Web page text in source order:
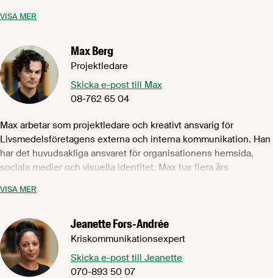
budskapsformulering och skribentuppdrag samt externa
med kommunikation sedan 2007 och dessförinnan jobbade han
i fyra år på Utrikesdepartementet. Daniel har en pol. mag. med
statsvetenskaplig inriktning.
VISA MER
Max Berg
Projektledare
Skicka e-post till Max
08-762 65 04
Max arbetar som projektledare och kreativt ansvarig för
Livsmedelsföretagens externa och interna kommunikation. Han
har det huvudsakliga ansvaret för organisationens hemsida,
sociala medier och visuella identitet. Max har flera års
studietiden arbetat med marknadsföring och politisk
Washington D.C., har en fil.kand. i Medie- och
kommunikationsvetenskap samt en fil.kand. i Psykologi från
Stockholms Universitet.
VISA MER
Jeanette Fors-Andrée
Kriskommunikationsexpert
Skicka e-post till Jeanette
070-893 50 07